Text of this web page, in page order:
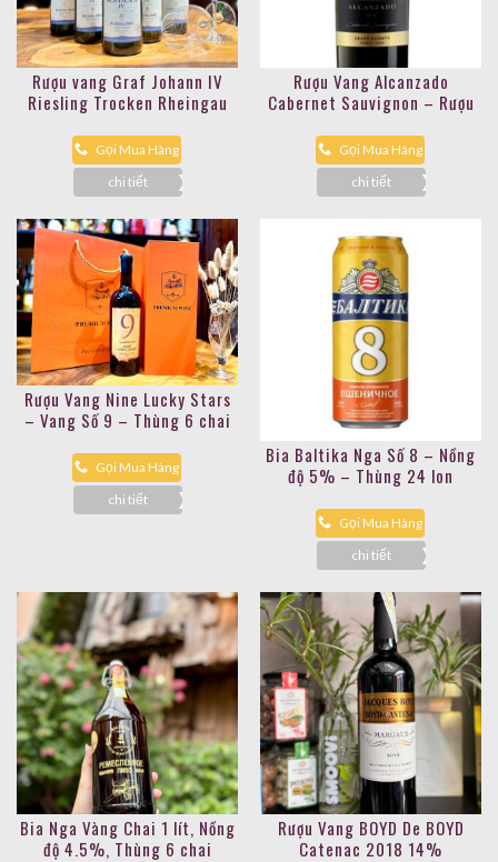
Rượu vang Graf Johann IV
Riesling Trocken Rheingau
Gọi Mua Hàng
chi tiết
Rượu Vang Alcanzado
Cabernet Sauvignon – Rượu
Gọi Mua Hàng
chi tiết
Rượu Vang Nine Lucky Stars
– Vang Số 9 – Thùng 6 chai
Gọi Mua Hàng
chi tiết
Bia Baltika Nga Số 8 – Nồng
độ 5% – Thùng 24 lon
Gọi Mua Hàng
chi tiết
Bia Nga Vàng Chai 1 lít, Nồng
độ 4.5%, Thùng 6 chai
Rượu Vang BOYD De BOYD
Catenac 2018 14%